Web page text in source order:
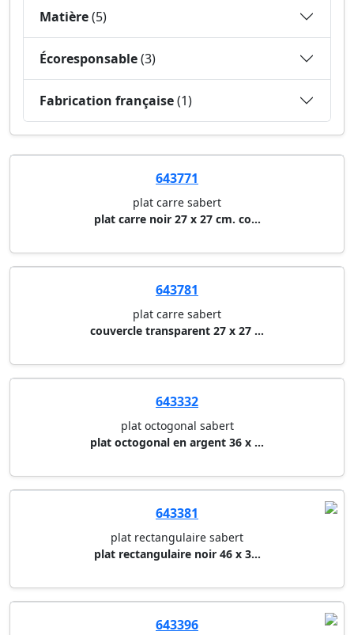
Matière(5)
Écoresponsable(3)
Fabrication française(1)
643771
plat carre sabert
plat carre noir 27 x 27 cm. co...
643781
plat carre sabert
couvercle transparent 27 x 27 ...
643332
plat octogonal sabert
plat octogonal en argent 36 x ...
643381
plat rectangulaire sabert
plat rectangulaire noir 46 x 3...
643396